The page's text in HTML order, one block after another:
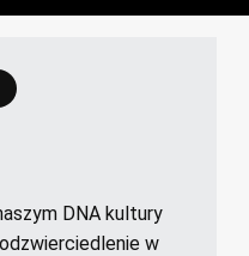
DNA kultury
w